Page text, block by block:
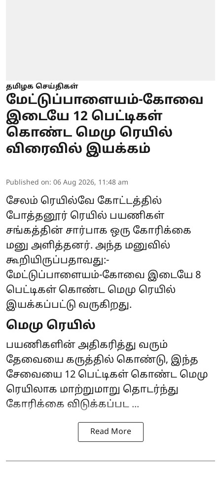
தமிழக செய்திகள்
மேட்டுப்பாளையம்-கோவை
இடையே 12 பெட்டிகள்
கொண்ட மெமு ரெயில்
விரைவில் இயக்கம்
Published on: 06 Aug 2026, 11:48 am
சேலம் ரெயில்வே கோட்டத்தில்
போத்தனூர் ரெயில் பயணிகள்
சங்கத்தின் சார்பாக ஒரு கோரிக்கை
மனு அளித்தனர். அந்த மனுவில்
கூறியிருப்பதாவது:-
மேட்டுப்பாளையம்-கோவை இடையே 8
பெட்டிகள் கொண்ட மெமு ரெயில்
இயக்கப்பட்டு வருகிறது.
மெமு ரெயில்
பயணிகளின் அதிகரித்து வரும்
தேவையை கருத்தில் கொண்டு, இந்த
சேவையை 12 பெட்டிகள் கொண்ட மெமு
ரெயிலாக மாற்றுமாறு தொடர்ந்து
கோரிக்கை விடுக்கப்பட ...
Read More